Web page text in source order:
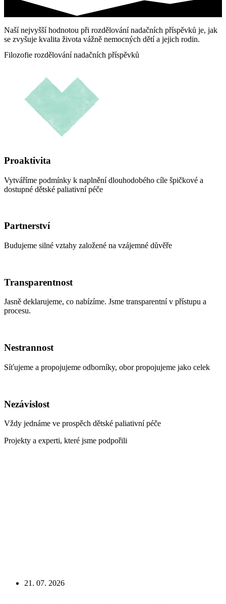
Naší nejvyšší hodnotou při rozdělování nadačních příspěvků je, jak
se zvyšuje kvalita života vážně nemocných dětí a jejich rodin.
Filozofie rozdělování nadačních příspěvků
Proaktivita
Vytváříme podmínky k naplnění dlouhodobého cíle špičkové a
dostupné dětské paliativní péče
Partnerství
Budujeme silné vztahy založené na vzájemné důvěře
Transparentnost
Jasně deklarujeme, co nabízíme. Jsme transparentní v přístupu a
procesu.
Nestrannost
Síťujeme a propojujeme odborníky, obor propojujeme jako celek
Nezávislost
Vždy jednáme ve prospěch dětské paliativní péče
Projekty a experti, které jsme podpořili
21. 07. 2026